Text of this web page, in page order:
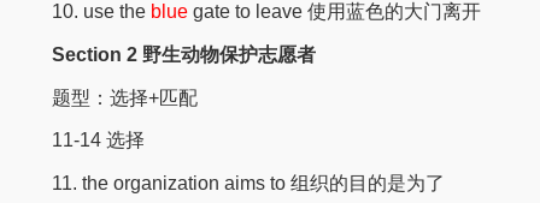
10. use the bluegate to leave 使用蓝色的大门离开
Section 2 野生动物保护志愿者
题型：选择+匹配
11-14 选择
11. the organization aims to 组织的目的是为了